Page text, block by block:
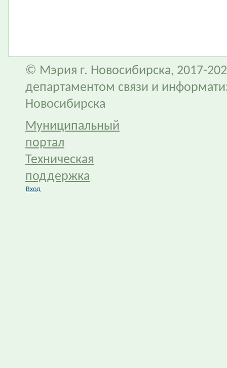
© Мэрия г. Новосибирска, 2017-
департаментом связи и
Новосибирска
Муниципальный
портал
Техническая
поддержка
Вход